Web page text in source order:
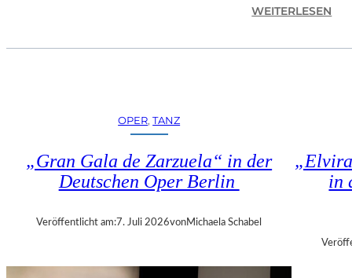
N
D
T
WEITERLESEN
U
H
I
N
OPER, TANZ
„Gran Gala de Zarzuela“ in der
Deutschen Oper Berlin
Veröffentlicht am:7. Juli 2026vonMichaela Schabel
in